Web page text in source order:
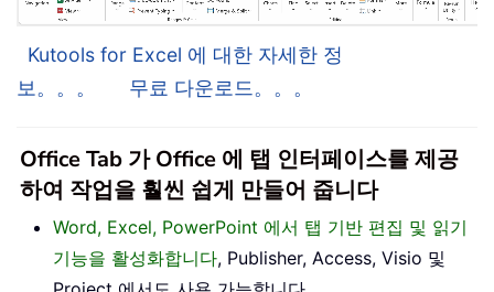
Kutools for Excel 에 대한 자세한 정
보。。。
무료 다운로드。。。
Office Tab 가 Office 에 탭 인터페이스를 제공
하여 작업을 훨씬 쉽게 만들어 줍니다
Word, Excel, PowerPoint 에서 탭 기반 편집 및 읽기
기능을 활성화합니다, Publisher, Access, Visio 및